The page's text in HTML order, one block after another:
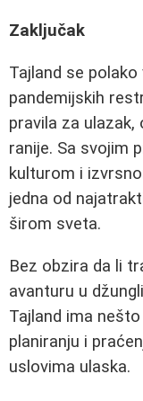
Zaključak
Tajland se
pandemijskih
pravila za
ranije. Sa svojim
kulturom i
jedna od
širom sveta.
Bez obzira da li
avanturu u
Tajland ima
planiranju i
uslovima ulaska.